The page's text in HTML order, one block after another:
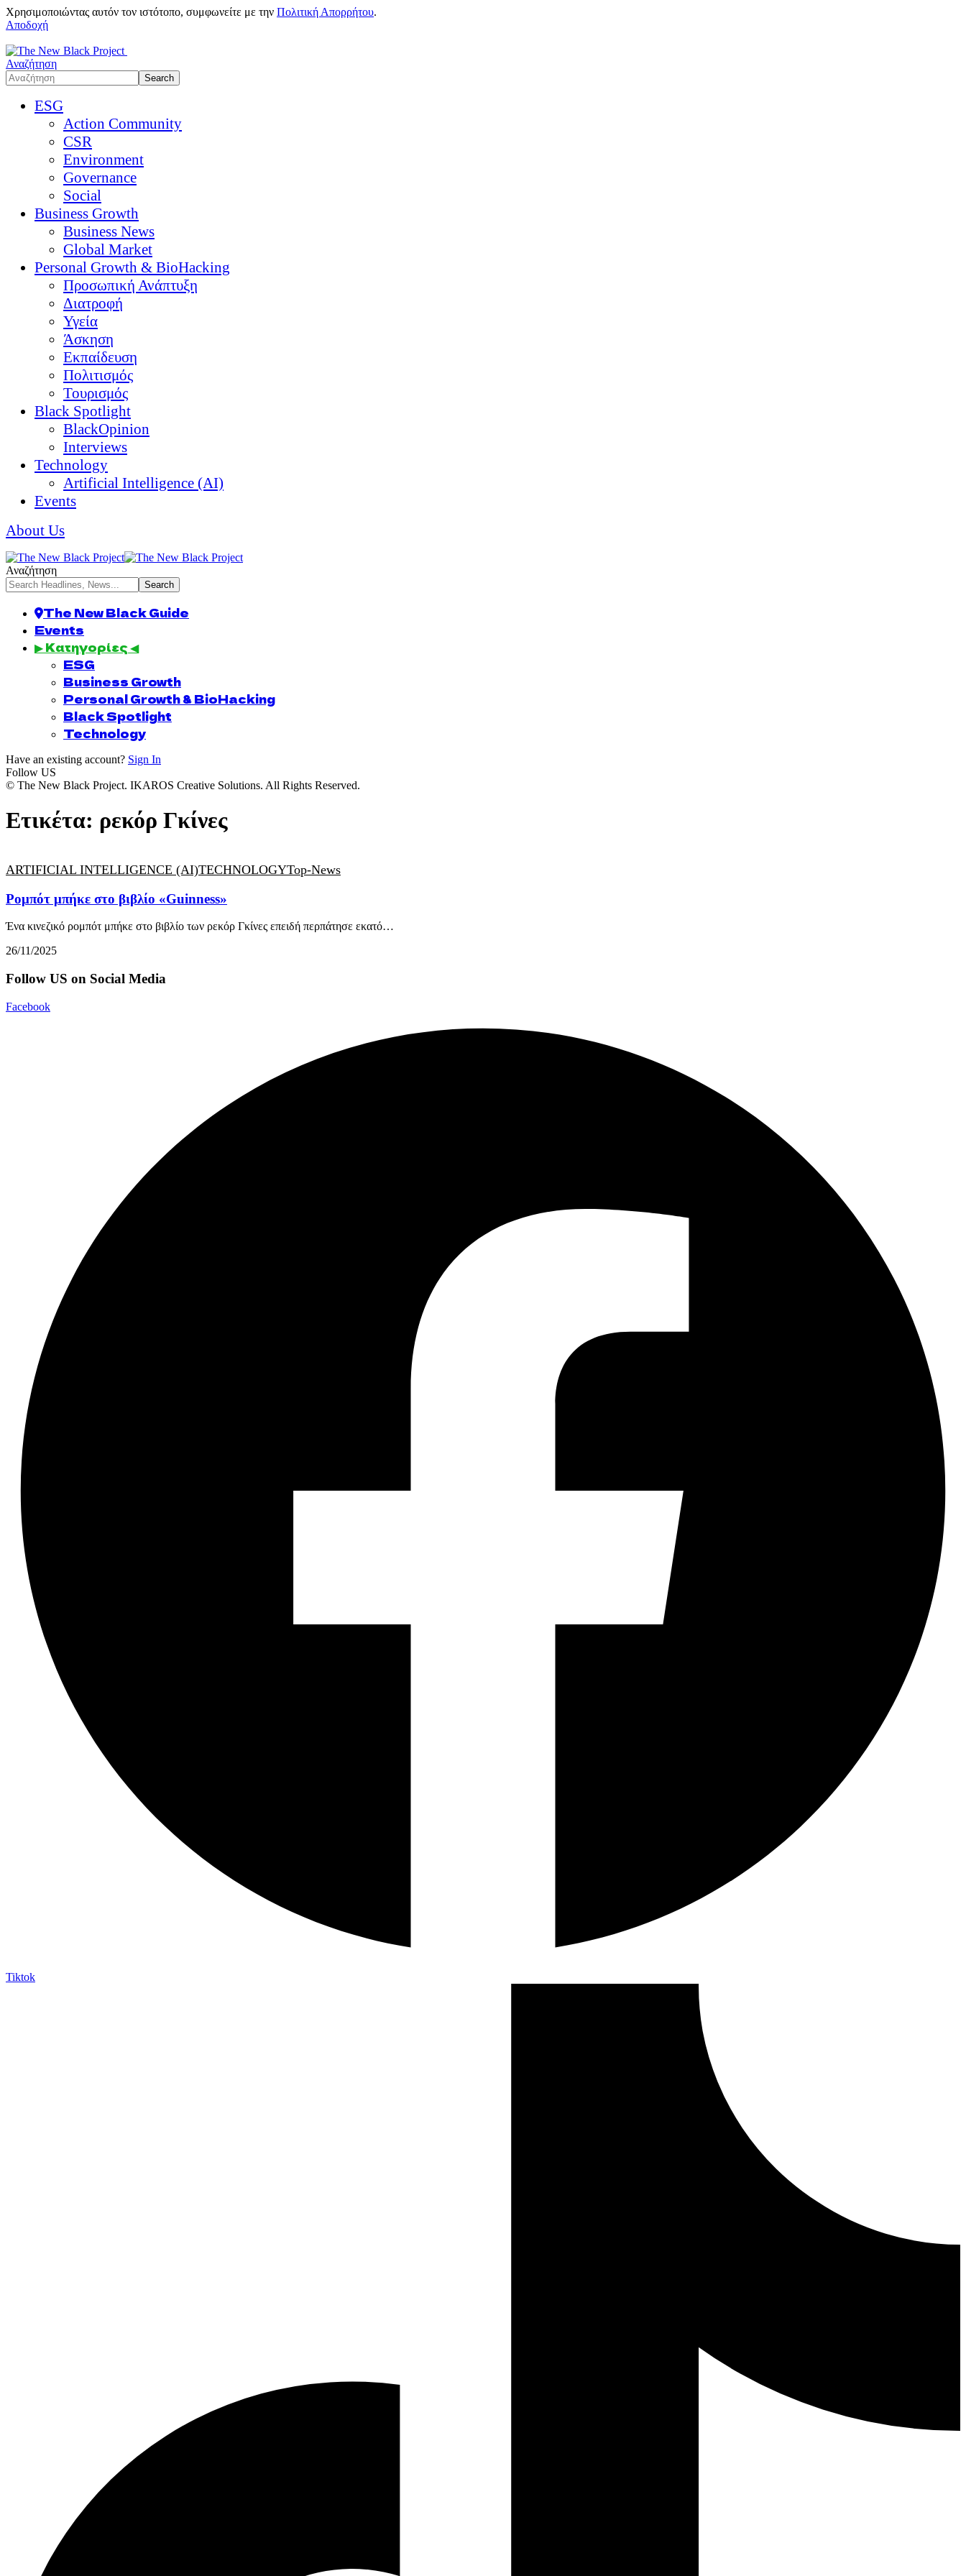
Χρησιμοποιώντας αυτόν τον ιστότοπο, συμφωνείτε με την Πολιτική Απορρήτου.
Αποδοχή
Αναζήτηση
ESG
Action Community
CSR
Environment
Governance
Social
Business Growth
Business News
Global Market
Personal Growth & BioHacking
Προσωπική Ανάπτυξη
Διατροφή
Υγεία
Άσκηση
Εκπαίδευση
Πολιτισμός
Τουρισμός
Black Spotlight
BlackOpinion
Interviews
Technology
Artificial Intelligence (AI)
Events
About Us
Αναζήτηση
The New Black Guide
Events
▶ Κατηγορίες ◀
ESG
Business Growth
Personal Growth & BioHacking
Black Spotlight
Technology
Have an existing account? Sign In
Follow US
© The New Black Project. IKAROS Creative Solutions. All Rights Reserved.
Ετικέτα: ρεκόρ Γκίνες
ARTIFICIAL INTELLIGENCE (AI)TECHNOLOGYTop-News
Ρομπότ μπήκε στο βιβλίο «Guinness»
Ένα κινεζικό ρομπότ μπήκε στο βιβλίο των ρεκόρ Γκίνες επειδή περπάτησε εκατό…
26/11/2025
Follow US on Social Media
Facebook
Tiktok